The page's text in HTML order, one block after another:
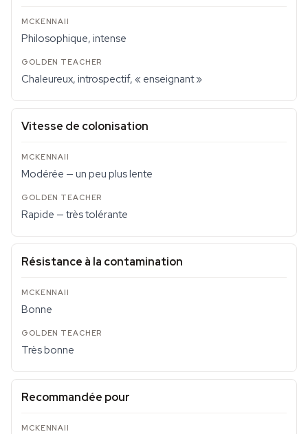
Philosophique, intense
Chaleureux, introspectif, « enseignant »
Vitesse de colonisation
Modérée — un peu plus lente
Rapide — très tolérante
Résistance à la contamination
Bonne
Très bonne
Recommandée pour